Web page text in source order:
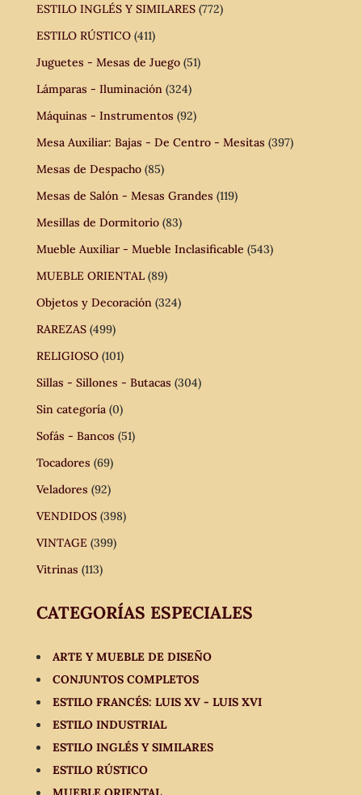
ESTILO INGLÉS Y SIMILARES (772)
ESTILO RÚSTICO (411)
Juguetes - Mesas de Juego (51)
Lámparas - Iluminación (324)
Máquinas - Instrumentos (92)
Mesa Auxiliar: Bajas - De Centro - Mesitas (397)
Mesas de Despacho (85)
Mesas de Salón - Mesas Grandes (119)
Mesillas de Dormitorio (83)
Mueble Auxiliar - Mueble Inclasificable (543)
MUEBLE ORIENTAL (89)
Objetos y Decoración (324)
RAREZAS (499)
RELIGIOSO (101)
Sillas - Sillones - Butacas (304)
Sin categoría (0)
Sofás - Bancos (51)
Tocadores (69)
Veladores (92)
VENDIDOS (398)
VINTAGE (399)
Vitrinas (113)
CATEGORÍAS ESPECIALES
ARTE Y MUEBLE DE DISEÑO
CONJUNTOS COMPLETOS
ESTILO FRANCÉS: LUIS XV - LUIS XVI
ESTILO INDUSTRIAL
ESTILO INGLÉS Y SIMILARES
ESTILO RÚSTICO